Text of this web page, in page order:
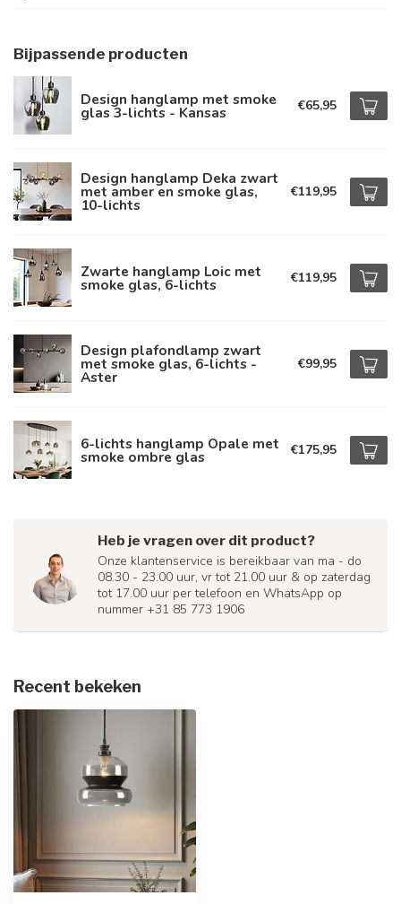
Bijpassende producten
Design hanglamp met smoke
glas 3-lichts - Kansas €65,95
Design hanglamp Deka zwart
met amber en smoke glas,
10-lichts
€119,95
Zwarte hanglamp Loic met
smoke glas, 6-lichts €119,95
Design plafondlamp zwart
met smoke glas, 6-lichts -
Aster
€99,95
6-lichts hanglamp Opale met
smoke ombre glas €175,95
Heb je vragen over dit product?
Onze klantenservice is bereikbaar van ma - do
08.30 - 23.00 uur, vr tot 21.00 uur & op zaterdag
tot 17.00 uur per telefoon en WhatsApp op
nummer +31 85 773 1906
Recent bekeken